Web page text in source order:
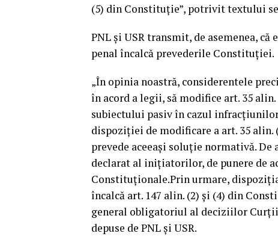
(5) din Constituţie”, potrivit textului
PNL şi USR transmit, de asemenea,
penal încalcă prevederile Constituţiei.
„În opinia noastră, considerentele
în acord a legii, să modifice art. 35
subiectului pasiv în cazul
dispoziţiei de modificare a art. 35 alin.
prevede aceeaşi soluţie normativă.
declarat al iniţiatorilor, de punere de
Constituţionale.Prin urmare,
încalcă art. 147 alin. (2) şi (4) din
general obligatoriul al deciziilor
depuse de PNL şi USR.